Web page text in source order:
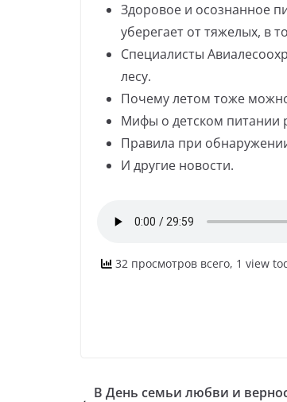
Здоровое и осознанное
уберегает от тяжелых, в
Специалисты
лесу.
Почему летом тоже
Мифы о детском питании
Правила при
И другие новости.
32 просмотров всего, 1 view
В День семьи любви и